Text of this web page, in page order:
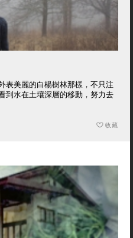
表美麗的白楊樹林那樣，不只注
到水在土壤深層的移動，努力去
收藏